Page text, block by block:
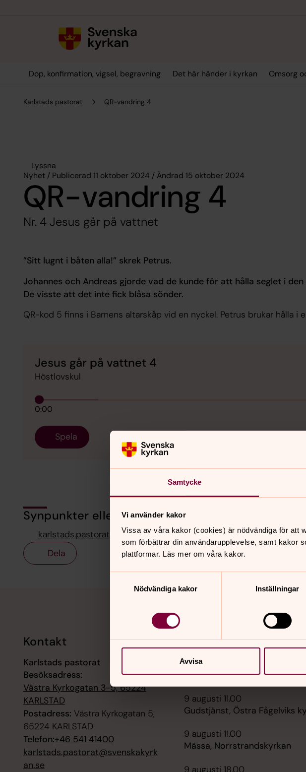
Samtycke
Vi använder kakor
Vissa av våra kakor (cookies) är nödvändiga för att
som förbättrar din användarupplevelse, samt kakor
plattformar. Läs mer om våra kakor.
Nödvändiga kakor
Inställningar
Avvisa
Dop, konfirmation, vigsel, begravning Det här händer i kyrkan Omsorg
Karlstads pastorat QR-vandring 4
Lyssna
Nyhet / Publicerad 11 oktober 2024 / Ändrad 15 oktober 2024
QR-vandring 4
Nr. 4 Jesus går på vattnet
”Sitt lugnt i båten alla!” skrek Petrus.
Johannes och Andreas gjorde vad de kunde för att hålla seglet i
De visste att det inte fick blåsa sönder.
QR-kod 5 finns i Barnens altarskåp vid en nyckel. Petrus brukar hålla i
Jesus går på vattnet 4
Höstlovskul
0:00
Spela
Synpunkter eller frågor på sidans innehåll?
karlstads.pastorat@svenskakyrkan.se
Dela
Kontakt
Karlstads pastorat
Besöksadress:
Västra Kyrkogatan 3-5, 65224
KARLSTAD
Postadress: Västra Kyrkogatan 5,
65224 KARLSTAD
Telefon:+46 541 41400
karlstads.pastorat@svenskakyrk
an.se
Kalender
9 augusti 11.00
Högmässa, Domkyrkan
9 augusti 11.00
Gudstjänst, Östra Fågelviks
9 augusti 11.00
Mässa, Norrstrandskyrkan
9 augusti 18.00